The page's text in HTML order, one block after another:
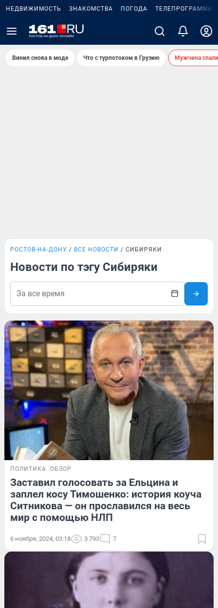
НЕДВИЖИМОСТЬ ЗНАКОМСТВА ПОГОДА ТЕЛЕПРОГРАММА
Винил снова в моде Что с турпотоком в Грузию Мужчина
РОСТОВ-НА-ДОНУ ВСЕ НОВОСТИ СИБИРЯКИ
Новости по тэгу Сибиряки
ПОЛИТИКА ОБЗОР
Заставил голосовать за Ельцина и
заплел косу Тимошенко: история коуча
Ситникова — он прославился на весь
мир с помощью НЛП
6 ноября, 2024, 03:18 3 793 7